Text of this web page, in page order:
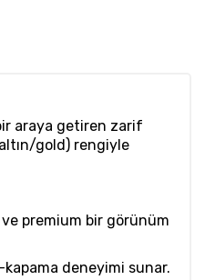
araya getiren zarif
gold) rengiyle
premium bir görünüm
deneyimi sunar.